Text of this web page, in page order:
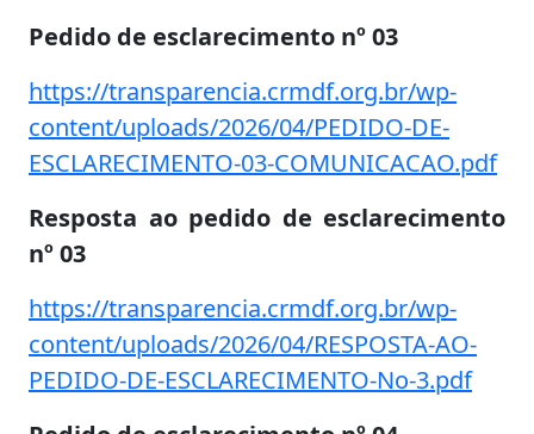
Pedido de esclarecimento nº 03
https://transparencia.crmdf.org.br/wp-
content/uploads/2026/04/PEDIDO-DE-
ESCLARECIMENTO-03-COMUNICACAO.pdf
Resposta ao pedido de esclarecimento
nº 03
https://transparencia.crmdf.org.br/wp-
content/uploads/2026/04/RESPOSTA-AO-
PEDIDO-DE-ESCLARECIMENTO-No-3.pdf